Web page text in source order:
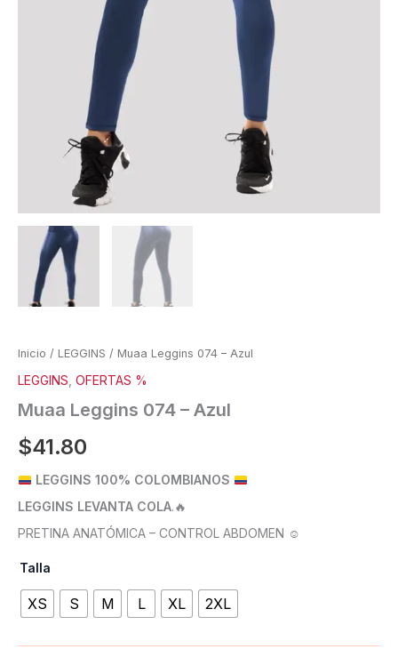
Inicio / LEGGINS / Muaa Leggins 074 – Azul
LEGGINS OFERTAS %
Muaa Leggins 074 – Azul
$41.80
LEGGINS 100% COLOMBIANOS
LEGGINS LEVANTA COLA.🔥
PRETINA ANATÓMICA – CONTROL ABDOMEN ☺️
Talla
XS S M L XL 2XL